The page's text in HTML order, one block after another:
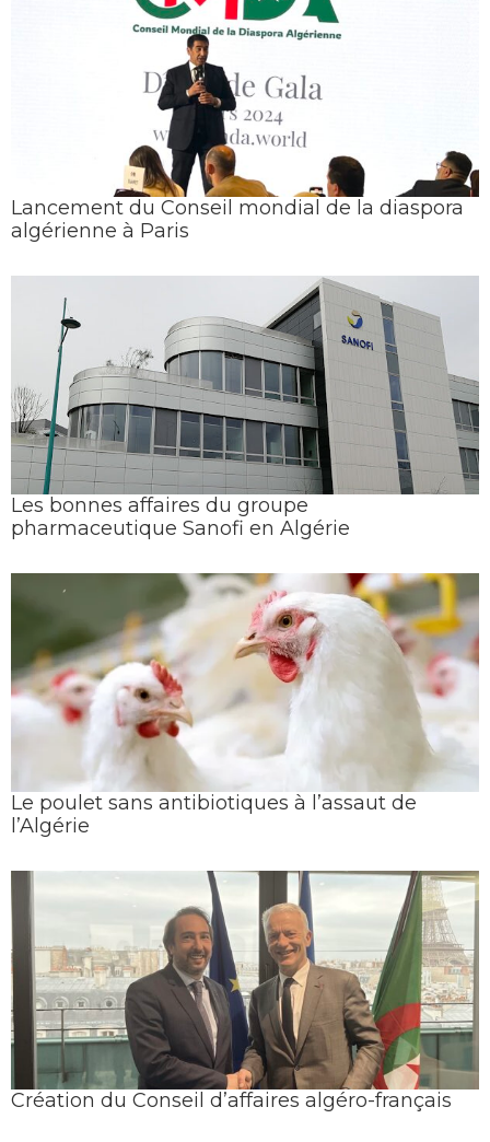
Lancement du Conseil mondial de la diaspora
algérienne à Paris
Les bonnes affaires du groupe
pharmaceutique Sanofi en Algérie
Le poulet sans antibiotiques à l’assaut de
l’Algérie
Création du Conseil d’affaires algéro-français